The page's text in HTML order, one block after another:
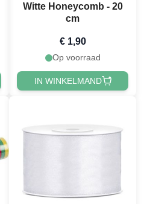
Witte Honeycomb - 20
cm
€ 1,90
Op voorraad
IN WINKELMAND